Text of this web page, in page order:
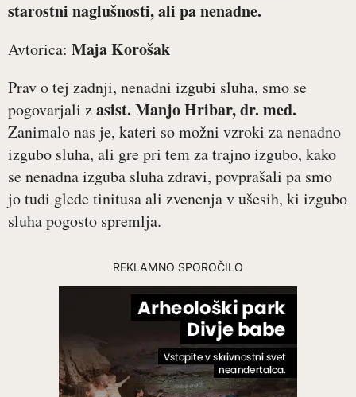
starostni naglušnosti, ali pa nenadne.
Avtorica: Maja Korošak
Prav o tej zadnji, nenadni izgubi sluha, smo se
pogovarjali zasist. Manjo Hribar, dr. med.
Zanimalo nas je, kateri so možni vzroki za nenadno
izgubo sluha, ali gre pri tem za trajno izgubo, kako
se nenadna izguba sluha zdravi, povprašali pa smo
jo tudi glede tinitusa ali zvenenja v ušesih, ki izgubo
sluha pogosto spremlja.
REKLAMNO SPOROČILO